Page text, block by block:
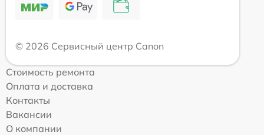
© 2026 Сервисный центр Canon
Стоимость ремонта
Оплата и доставка
Контакты
Вакансии
О компании